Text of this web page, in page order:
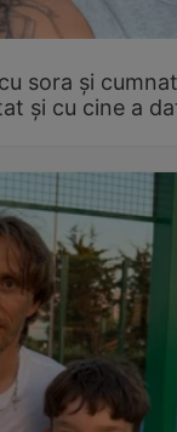
sora și
și cu cine a